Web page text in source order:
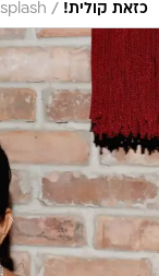
כזאת קולית! /
splash